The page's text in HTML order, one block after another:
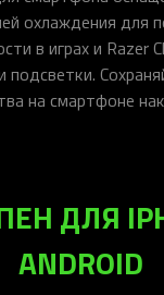
охлаждения для
в играх и Razer
подсветки.
на смартфоне
ДЛЯ
ANDROID